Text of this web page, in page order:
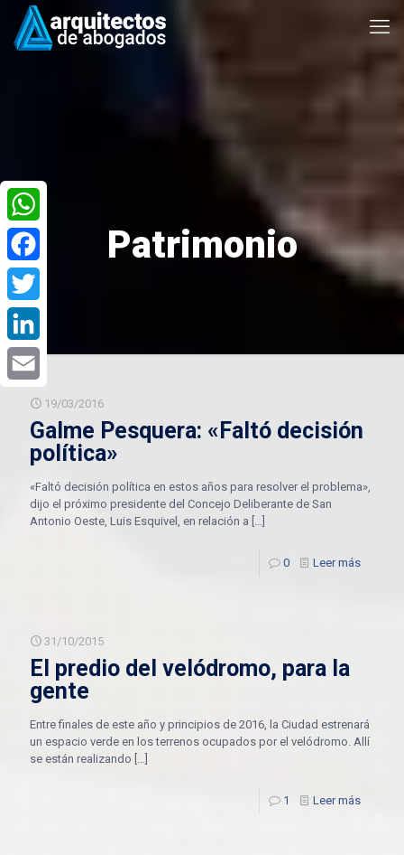
Patrimonio
19/03/2016
Galme Pesquera: «Faltó decisión
política»
«Faltó decisión política en estos años para resolver el problema»,
dijo el próximo presidente del Concejo Deliberante de San
Antonio Oeste, Luis Esquivel, en relación a […]
0 Leer más
31/10/2015
El predio del velódromo, para la
gente
Entre finales de este año y principios de 2016, la Ciudad estrenará
un espacio verde en los terrenos ocupados por el velódromo. Allí
se están realizando […]
1 Leer más
WhatsApp
Facebook
Twitter
LinkedIn
Email